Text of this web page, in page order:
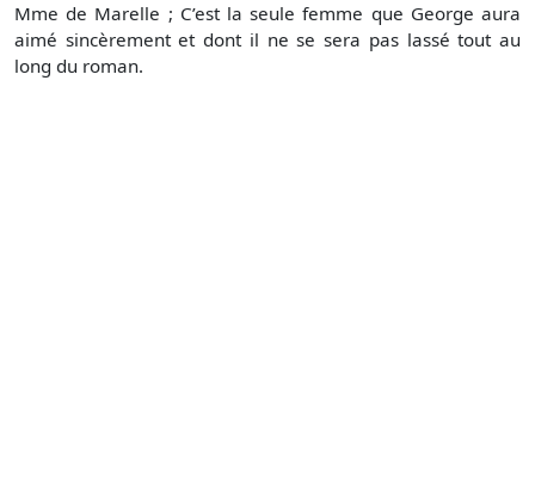
Mme de Marelle ; C’est la seule femme que George aura
aimé sincèrement et dont il ne se sera pas lassé tout au
long du roman.